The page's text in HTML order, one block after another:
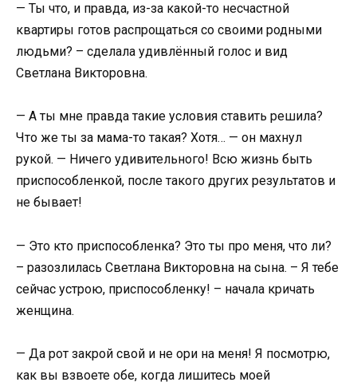
— Ты что, и правда, из-за какой-то несчастной
квартиры готов распрощаться со своими родными
людьми? – сделала удивлённый голос и вид
Светлана Викторовна.
— А ты мне правда такие условия ставить решила?
Что же ты за мама-то такая? Хотя… — он махнул
рукой. — Ничего удивительного! Всю жизнь быть
приспособленкой, после такого других результатов и
не бывает!
— Это кто приспособленка? Это ты про меня, что ли?
– разозлилась Светлана Викторовна на сына. – Я тебе
сейчас устрою, приспособленку! – начала кричать
женщина.
— Да рот закрой свой и не ори на меня! Я посмотрю,
как вы взвоете обе, когда лишитесь моей